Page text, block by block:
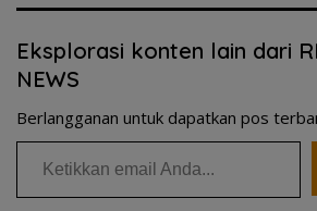
Eksplorasi konten lain dari
NEWS
Berlangganan untuk dapatkan pos
Ketikkan email Anda...